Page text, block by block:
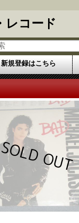
レコード
新規登録はこちら